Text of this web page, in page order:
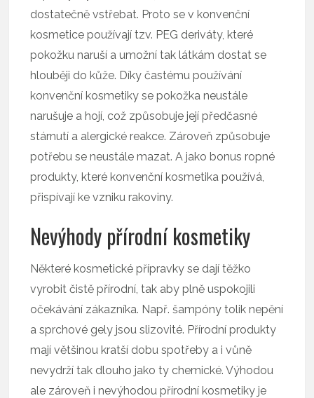
dostatečně vstřebat. Proto se v konvenční
kosmetice používají tzv. PEG deriváty, které
pokožku naruší a umožní tak látkám dostat se
hlouběji do kůže. Díky častému používání
konvenční kosmetiky se pokožka neustále
narušuje a hojí, což způsobuje její předčasné
stárnutí a alergické reakce. Zároveň způsobuje
potřebu se neustále mazat. A jako bonus ropné
produkty, které konvenční kosmetika používá,
přispívají ke vzniku rakoviny.
Nevýhody přírodní kosmetiky
Některé kosmetické přípravky se dají těžko
vyrobit čistě přírodní, tak aby plně uspokojili
očekávání zákazníka. Např. šampóny tolik nepění
a sprchové gely jsou slizovité. Přírodní produkty
mají většinou kratší dobu spotřeby a i vůně
nevydrží tak dlouho jako ty chemické. Výhodou
ale zároveň i nevýhodou přírodní kosmetiky je